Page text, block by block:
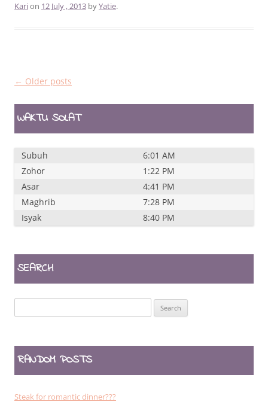
Karion 12 July , 2013 byYatie.
Post
← Older posts
WAKTU SOLAT
Subuh
6:01 AM
Zohor
1:22 PM
Asar
4:41 PM
Maghrib
7:28 PM
Isyak
8:40 PM
SEARCH
for:
RANDOM POSTS
Steak for romantic dinner???